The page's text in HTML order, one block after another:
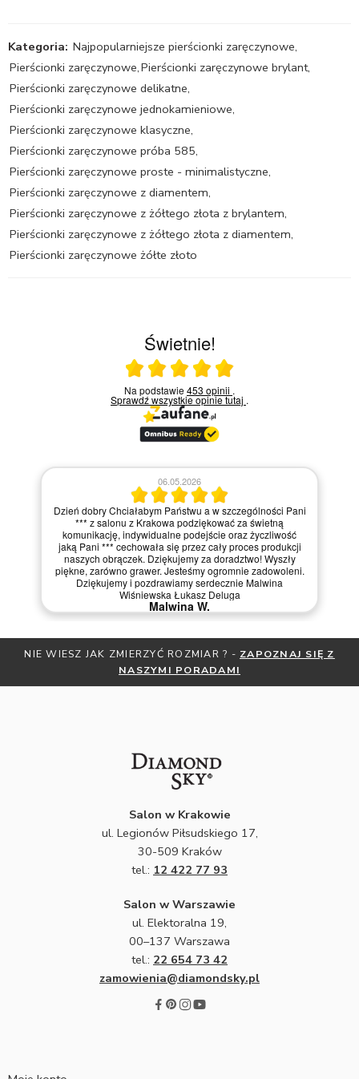
Kategoria: Najpopularniejsze pierścionki zaręczynowe,
Pierścionki zaręczynowe,Pierścionki zaręczynowe brylant,
Pierścionki zaręczynowe delikatne,
Pierścionki zaręczynowe jednokamieniowe,
Pierścionki zaręczynowe klasyczne,
Pierścionki zaręczynowe próba 585,
Pierścionki zaręczynowe proste - minimalistyczne,
Pierścionki zaręczynowe z diamentem,
Pierścionki zaręczynowe z żółtego złota z brylantem,
Pierścionki zaręczynowe z żółtego złota z diamentem,
Pierścionki zaręczynowe żółte złoto
Świetnie!
Ocena średnia 5 na 5
Na podstawie453 opinii .
Sprawdź wszystkie opinietutaj .
06.05.2026
Dzień dobry Chciałabym Państwu a w szczególności Pani
*** z salonu z Krakowa podziękować za świetną
komunikację, indywidualne podejście oraz życzliwość
jaką Pani *** cechowała się przez cały proces produkcji
naszych obrączek. Dziękujemy za doradztwo! Wyszły
piękne, zarówno grawer. Jesteśmy ogromnie zadowoleni.
Dziękujemy i pozdrawiamy serdecznie Malwina
Wiśniewska Łukasz Deluga
Malwina W.
JAK ZMIERZYĆ ROZMIAR ? -ZAPOZNAJ SIĘ Z
NASZYMI PORADAMI
Salon w Krakowie
ul. Legionów Piłsudskiego 17,
30-509 Kraków
tel.: 12 422 77 93
Salon w Warszawie
ul. Elektoralna 19,
00–137 Warszawa
tel.: 22 654 73 42
zamowienia@diamondsky.pl